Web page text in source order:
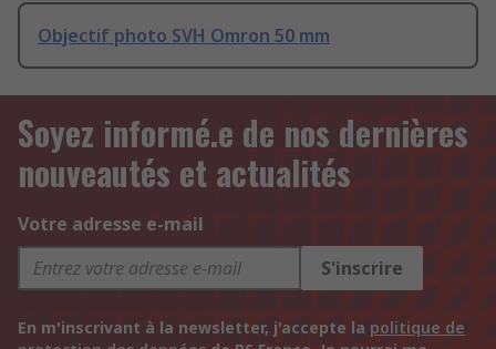
Objectif photo SVH Omron 50 mm
Soyez informé.e de nos dernières
nouveautés et actualités
Votre adresse e-mail
S'inscrire
En m'inscrivant à la newsletter, j'accepte la politique de